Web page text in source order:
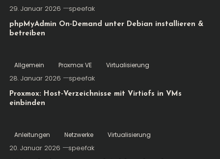
29. Januar 2026 speefak
phpMyAdmin On-Demand unter Debian installieren &
betreiben
Allgemein Proxmox VE Virtualisierung
28. Januar 2026 speefak
Proxmox: Host-Verzeichnisse mit Virtiofs in VMs
einbinden
Anleitungen Netzwerke Virtualisierung
20. Januar 2026 speefak